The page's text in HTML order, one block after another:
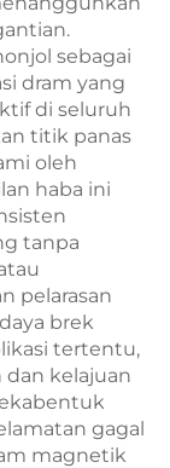
sebagai
dram yang
di seluruh
titik panas
oleh
haba ini
tanpa
pelarasan
brek
tertentu,
dan kelajuan
gagal
magnetik